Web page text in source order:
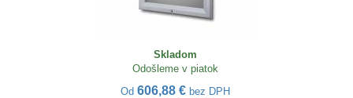
Skladom
Odošleme v piatok
Od 606,88 € bez DPH